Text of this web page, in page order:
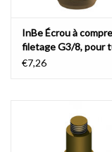
InBe Écrou à
filetage G3/8, pour
de raccordement fixe
€7,26